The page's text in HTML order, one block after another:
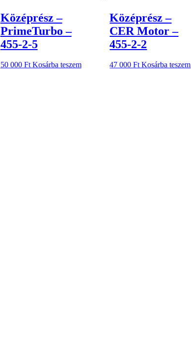
Középrész –
PrimeTurbo –
455-2-5
50 000 Ft Kosárba teszem
Középrész –
CER Motor –
455-2-2
47 000Ft Kosárba teszem